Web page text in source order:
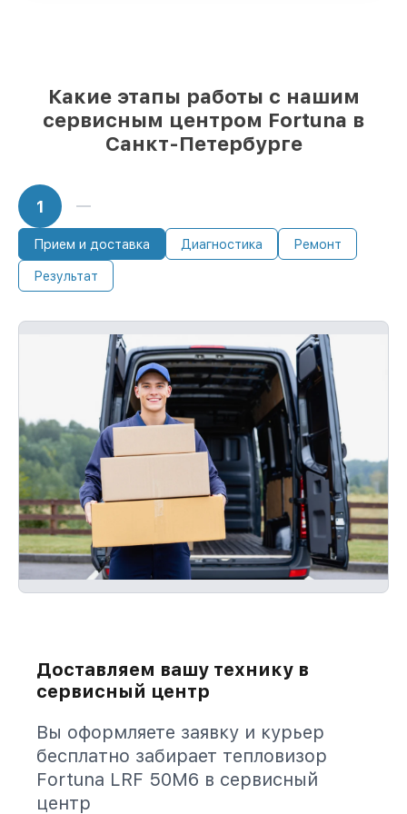
Какие этапы работы с нашим
сервисным центром Fortuna в
Санкт-Петербурге
1
Прием и доставка Диагностика Ремонт
Результат
Доставляем вашу технику в
сервисный центр
Вы оформляете заявку и курьер
бесплатно забирает тепловизор
Fortuna LRF 50M6 в сервисный
центр